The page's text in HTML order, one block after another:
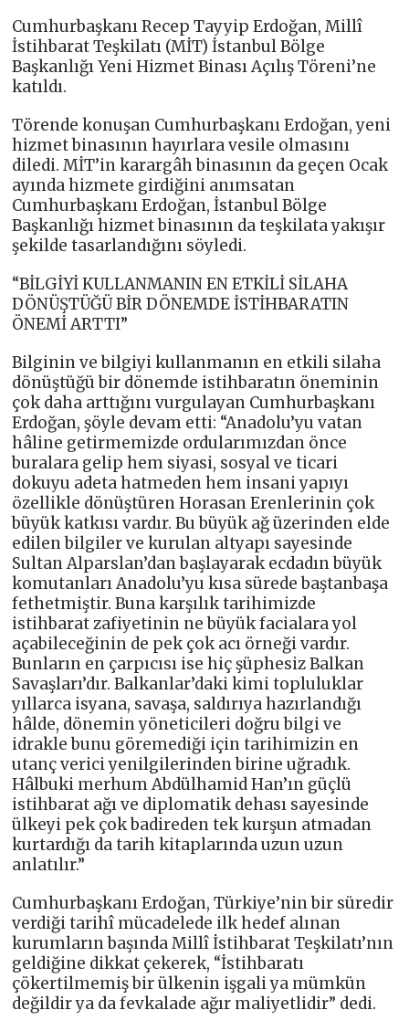
Cumhurbaşkanı Recep Tayyip Erdoğan, Millî
İstihbarat Teşkilatı (MİT) İstanbul Bölge
Başkanlığı Yeni Hizmet Binası Açılış Töreni’ne
katıldı.
Törende konuşan Cumhurbaşkanı Erdoğan, yeni
hizmet binasının hayırlara vesile olmasını
diledi. MİT’in karargâh binasının da geçen Ocak
ayında hizmete girdiğini anımsatan
Cumhurbaşkanı Erdoğan, İstanbul Bölge
Başkanlığı hizmet binasının da teşkilata yakışır
şekilde tasarlandığını söyledi.
“BİLGİYİ KULLANMANIN EN ETKİLİ SİLAHA
DÖNÜŞTÜĞÜ BİR DÖNEMDE İSTİHBARATIN
ÖNEMİ ARTTI”
Bilginin ve bilgiyi kullanmanın en etkili silaha
dönüştüğü bir dönemde istihbaratın öneminin
çok daha arttığını vurgulayan Cumhurbaşkanı
Erdoğan, şöyle devam etti: “Anadolu’yu vatan
hâline getirmemizde ordularımızdan önce
buralara gelip hem siyasi, sosyal ve ticari
dokuyu adeta hatmeden hem insani yapıyı
özellikle dönüştüren Horasan Erenlerinin çok
büyük katkısı vardır. Bu büyük ağ üzerinden elde
edilen bilgiler ve kurulan altyapı sayesinde
Sultan Alparslan’dan başlayarak ecdadın büyük
komutanları Anadolu’yu kısa sürede baştanbaşa
fethetmiştir. Buna karşılık tarihimizde
istihbarat zafiyetinin ne büyük facialara yol
açabileceğinin de pek çok acı örneği vardır.
Bunların en çarpıcısı ise hiç şüphesiz Balkan
Savaşları’dır. Balkanlar’daki kimi topluluklar
yıllarca isyana, savaşa, saldırıya hazırlandığı
hâlde, dönemin yöneticileri doğru bilgi ve
idrakle bunu göremediği için tarihimizin en
utanç verici yenilgilerinden birine uğradık.
Hâlbuki merhum Abdülhamid Han’ın güçlü
istihbarat ağı ve diplomatik dehası sayesinde
ülkeyi pek çok badireden tek kurşun atmadan
kurtardığı da tarih kitaplarında uzun uzun
anlatılır.”
Cumhurbaşkanı Erdoğan, Türkiye’nin bir süredir
verdiği tarihî mücadelede ilk hedef alınan
kurumların başında Millî İstihbarat Teşkilatı’nın
geldiğine dikkat çekerek, “İstihbaratı
çökertilmemiş bir ülkenin işgali ya mümkün
değildir ya da fevkalade ağır maliyetlidir” dedi.